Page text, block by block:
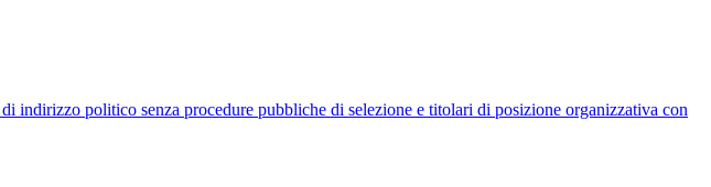
politico senza procedure pubbliche di selezione e titolari di posizione organizzativa con